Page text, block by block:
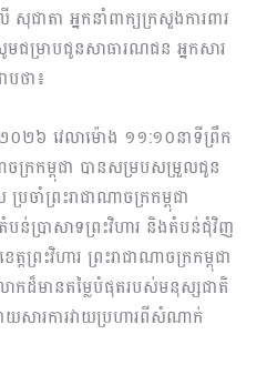
ាតា អ្នកនាំពាក្យក្រសួងការពារ
មជម្រាបជូនសាធារណជន អ្នកសារ
បថា៖
២០២៦ វេលាម៉ោង ១១:១០នាទីព្រឹក
ចក្រកម្ពុជា បានសម្របសម្រួលជូន
ចាំព្រះរាជាណាចក្រកម្ពុជា
ន់ប្រាសាទព្រះវិហារ និងតំបន់ជុំវិញ
ព្រះវិហារ ព្រះរាជាណាចក្រកម្ពុជា
ដ៏មានតម្លៃបំផុតរបស់មនុស្សជាតិ
សារការវាយប្រហារពីសំណាក់